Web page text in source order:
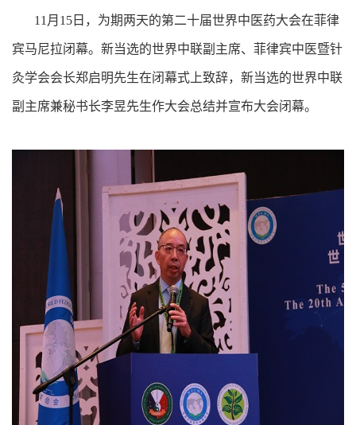
11月15日，为期两天的第二十届世界中医药大会在菲律
宾马尼拉闭幕。新当选的世界中联副主席、菲律宾中医暨针
灸学会会长郑启明先生在闭幕式上致辞，新当选的世界中联
副主席兼秘书长李昱先生作大会总结并宣布大会闭幕。